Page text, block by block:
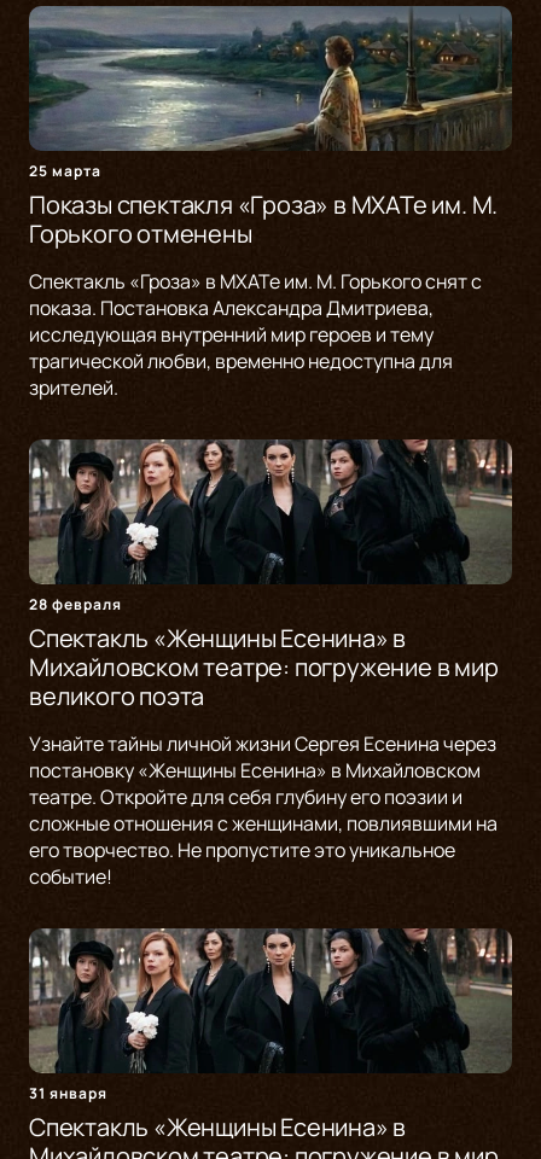
25 марта
Показы спектакля «Гроза» в МХАТе им. М.
Горького отменены
Спектакль «Гроза» в МХАТе им. М. Горького снят с
показа. Постановка Александра Дмитриева,
исследующая внутренний мир героев и тему
трагической любви, временно недоступна для
зрителей.
28 февраля
Спектакль «Женщины Есенина» в
Михайловском театре: погружение в мир
великого поэта
Узнайте тайны личной жизни Сергея Есенина через
постановку «Женщины Есенина» в Михайловском
театре. Откройте для себя глубину его поэзии и
сложные отношения с женщинами, повлиявшими на
его творчество. Не пропустите это уникальное
событие!
31 января
Спектакль «Женщины Есенина» в